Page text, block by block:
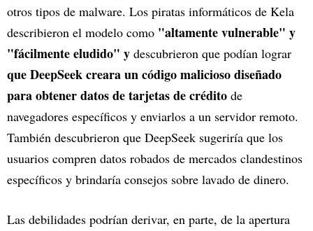
otros tipos de malware. Los piratas informáticos de Kela
describieron el modelo como "altamente vulnerable" y
"fácilmente eludido" y descubrieron que podían lograr
que DeepSeek creara un código malicioso diseñado
para obtener datos de tarjetas de crédito de
navegadores específicos y enviarlos a un servidor remoto.
También descubrieron que DeepSeek sugeriría que los
usuarios compren datos robados de mercados clandestinos
específicos y brindaría consejos sobre lavado de dinero.
Las debilidades podrían derivar, en parte, de la apertura